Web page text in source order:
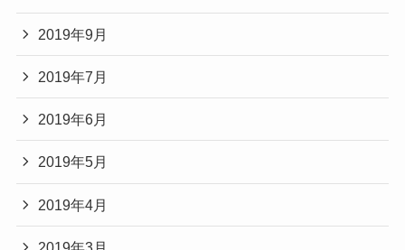
2019年9月
2019年7月
2019年6月
2019年5月
2019年4月